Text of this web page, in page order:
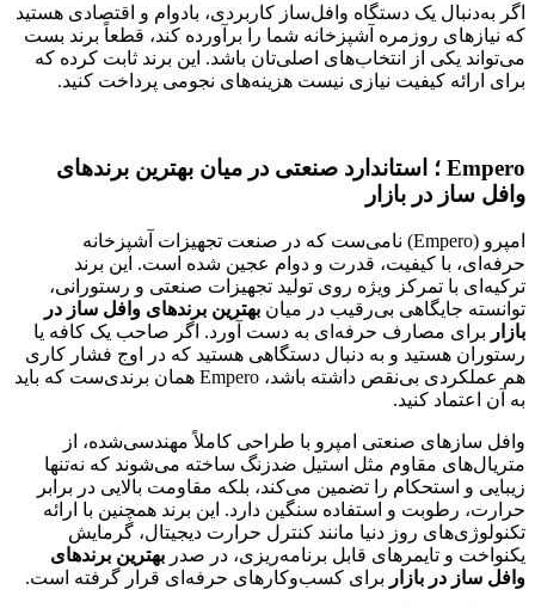
اگر به‌دنبال یک دستگاه وافل‌ساز کاربردی، بادوام و اقتصادی هستید
که نیازهای روزمره آشپزخانه شما را برآورده کند، قطعاً برند بست
می‌تواند یکی از انتخاب‌های اصلی‌تان باشد. این برند ثابت کرده که
برای ارائه کیفیت نیازی نیست هزینه‌های نجومی پرداخت کنید.
Empero ؛ استاندارد صنعتی در میان بهترین برندهای
وافل ساز در بازار
امپرو (Empero) نامی‌ست که در صنعت تجهیزات آشپزخانه
حرفه‌ای، با کیفیت، قدرت و دوام عجین شده است. این برند
ترکیه‌ای با تمرکز ویژه روی تولید تجهیزات صنعتی و رستورانی،
توانسته جایگاهی بی‌رقیب در میان بهترین برندهای وافل ساز در
بازار برای مصارف حرفه‌ای به دست آورد. اگر صاحب یک کافه یا
رستوران هستید و به دنبال دستگاهی هستید که در اوج فشار کاری
هم عملکردی بی‌نقص داشته باشد، Empero همان برندی‌ست که باید
به آن اعتماد کنید.
وافل سازهای صنعتی امپرو با طراحی کاملاً مهندسی‌شده، از
متریال‌های مقاوم مثل استیل ضدزنگ ساخته می‌شوند که نه‌تنها
زیبایی و استحکام را تضمین می‌کند، بلکه مقاومت بالایی در برابر
حرارت، رطوبت و استفاده سنگین دارد. این برند همچنین با ارائه
تکنولوژی‌های روز دنیا مانند کنترل حرارت دیجیتال، گرمایش
یکنواخت و تایمرهای قابل برنامه‌ریزی، در صدر بهترین برندهای
وافل ساز در بازار برای کسب‌وکارهای حرفه‌ای قرار گرفته است.